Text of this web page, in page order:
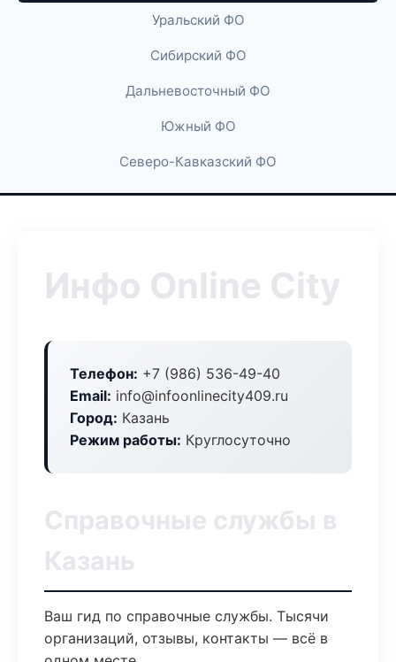
Уральский ФО
Сибирский ФО
Дальневосточный ФО
Южный ФО
Северо-Кавказский ФО
Инфо Online City
Телефон: +7 (986) 536-49-40
Email: info@infoonlinecity409.ru
Город: Казань
Режим работы: Круглосуточно
Справочные службы в
Казань
Ваш гид по справочные службы. Тысячи
организаций, отзывы, контакты — всё в